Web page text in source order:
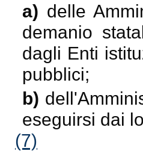
a) delle
demanio
dagli Enti
pubblici;
b)
eseguirsi dai
(7)